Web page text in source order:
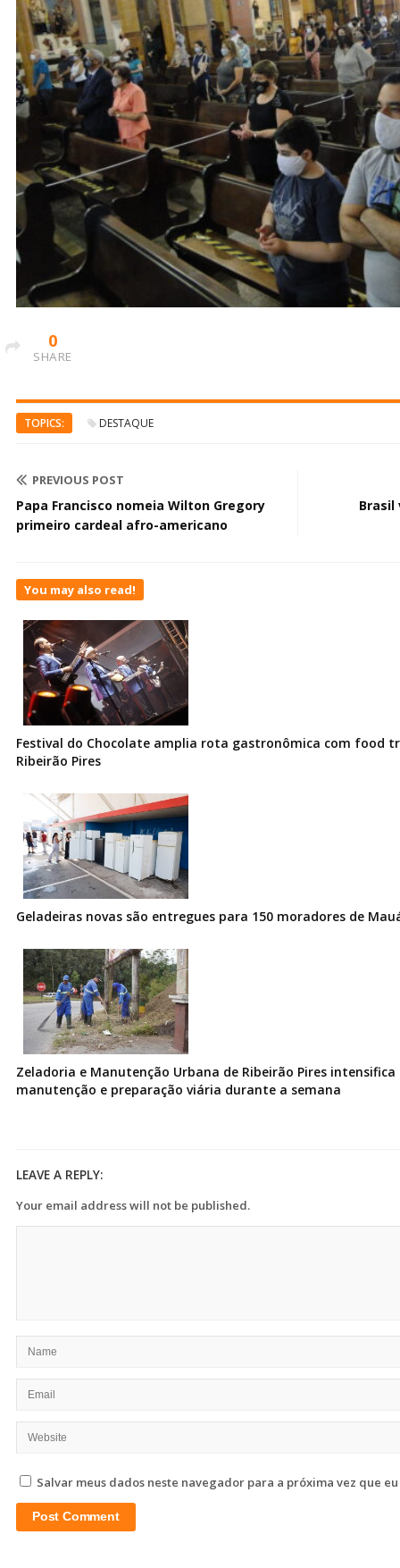
0
SHARE
TOPICS: DESTAQUE
PREVIOUS POST
Papa Francisco nomeia Wilton Gregory
primeiro cardeal afro-americano
Brasil
You may also read!
Festival do Chocolate amplia rota gastronômica com food
Ribeirão Pires
Geladeiras novas são entregues para 150 moradores de
Zeladoria e Manutenção Urbana de Ribeirão Pires intensifica
manutenção e preparação viária durante a semana
LEAVE A REPLY:
Your email address will not be published.
Salvar meus dados neste navegador para a próxima vez que